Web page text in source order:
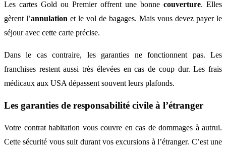
Les cartes Gold ou Premier offrent une bonne couverture. Elles
gèrent l’annulation et le vol de bagages. Mais vous devez payer le
séjour avec cette carte précise.
Dans le cas contraire, les garanties ne fonctionnent pas. Les
franchises restent aussi très élevées en cas de coup dur. Les frais
médicaux aux USA dépassent souvent leurs plafonds.
Les garanties de responsabilité civile à l’étranger
Votre contrat habitation vous couvre en cas de dommages à autrui.
Cette sécurité vous suit durant vos excursions à l’étranger. C’est une